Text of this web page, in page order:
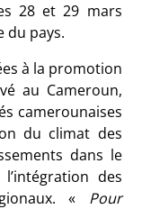
28 et 29 mars
du pays.
à la promotion
au Cameroun,
camerounaises
du climat des
dans le
des
« Pour